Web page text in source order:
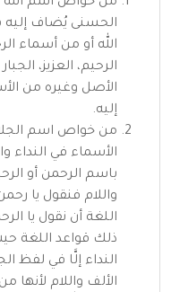
الحسنى يُضاف إليه
الله أو من أسماء
الرحيم، العزيز،
الأصل وغيره من
إليه.
من خواص اسم
الأسماء في النداء
باسم الرحمن أو
واللام فنقول يا
اللغة أن نقول يا
ذلك قواعد اللغة
النداء إلَّا في لفظ
الألف واللام